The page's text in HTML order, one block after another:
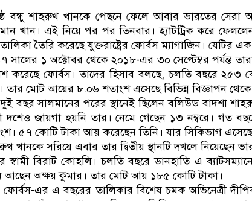
ডাকাতির প্রস্তুতিকালে
বন্ধু শাহরুখ খানকে পেছনে ফেলে আবার ভারতের
খান। এই নিয়ে পর পর তিনবার। হ্যাটট্রিক করে
তৈরি করেছে যুক্তরাষ্ট্রের ফোর্বস ম্যাগাজিন। যেটির
সালের ১ অক্টোবর থেকে ২০১৮-এর ৩০ সেপ্টেম্বর পর্যন্ত
করেছে ফোর্বস। তাদের হিসাব বলছে, চলতি বছরে
তার মোট আয়ের ৮.০৬ শতাংশ এসেছে বিভিন্ন বিজ্ঞাপন
বছর সালমানের পরের স্থানেই ছিলেন বলিউড বাদশা
দশেও জায়গা হয়নি তার। নেমে গেছেন ১৩ নম্বরে।
৫৭ কোটি টাকা আয় করেছেন তিনি। যার সিকিভাগ এসেছে
খানকে সরিয়ে এবার তার দ্বিতীয় স্থানটি দখলে
স্বামী বিরাট কোহলি। চলতি বছরে ডানহাতি এ
আছেন অক্ষয় কুমার। তার মোট আয় ১৮৫ কোটি টাকা।
ফোর্বস-এর এ বছরের তালিকার বিশেষ চমক অভিনেত্রী